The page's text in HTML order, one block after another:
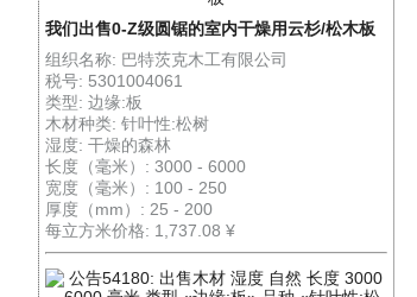
我们出售0-Z级圆锯的室内干燥用云杉/松木板
组织名称: 巴特茨克木工有限公司
税号: 5301004061
类型: 边缘:板
木材种类: 针叶性:松树
湿度: 干燥的森林
长度（毫米）: 3000 - 6000
宽度（毫米）: 100 - 250
厚度（mm）: 25 - 200
每立方米价格: 1,737.08 ¥